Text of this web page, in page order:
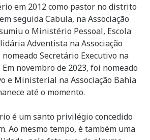
em 2012 como pastor no distrito
seguida Cabula, na Associação
o Ministério Pessoal, Escola
Adventista na Associação
nomeado Secretário Executivo na
Em novembro de 2023, foi nomeado
e Ministerial na Associação Bahia
até o momento.
é um santo privilégio concedido
Ao mesmo tempo, é também uma